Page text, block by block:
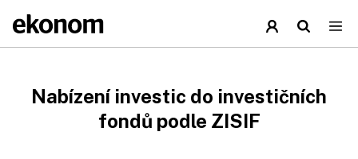
Nabízení investic do investičních
fondů podle ZISIF